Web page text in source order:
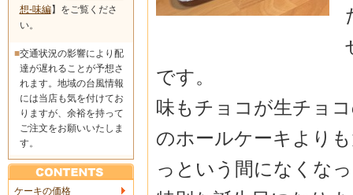
想-味編】をご覧くださ
い。
■交通状況の影響により配
達が遅れることが予想さ
れます。地域の台風情報
には当店も気を付けてお
りますが、余裕を持って
ご注文をお願いいたしま
す。
ケーキの価格
です。
味もチョコが生チョ
のホールケーキより
っという 間になくな